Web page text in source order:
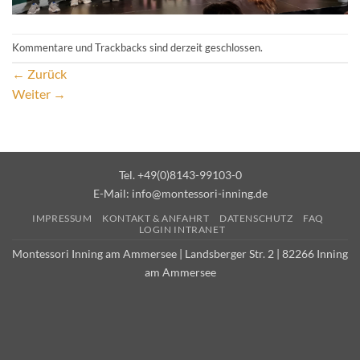
Kommentare und Trackbacks sind derzeit geschlossen.
← Zurück
Weiter →
Tel. +49(0)8143-99103-0
E-Mail: info@montessori-inning.de
IMPRESSUM KONTAKT & ANFAHRT DATENSCHUTZ
FAQ
LOGIN INTRANET
Montessori Inning am Ammersee | Landsberger Str. 2 | 82266 Inning
am Ammersee